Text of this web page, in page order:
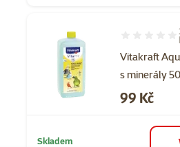
Vitakraft
s minerály
Hodnocení
Cena
99 Kč
Skladem